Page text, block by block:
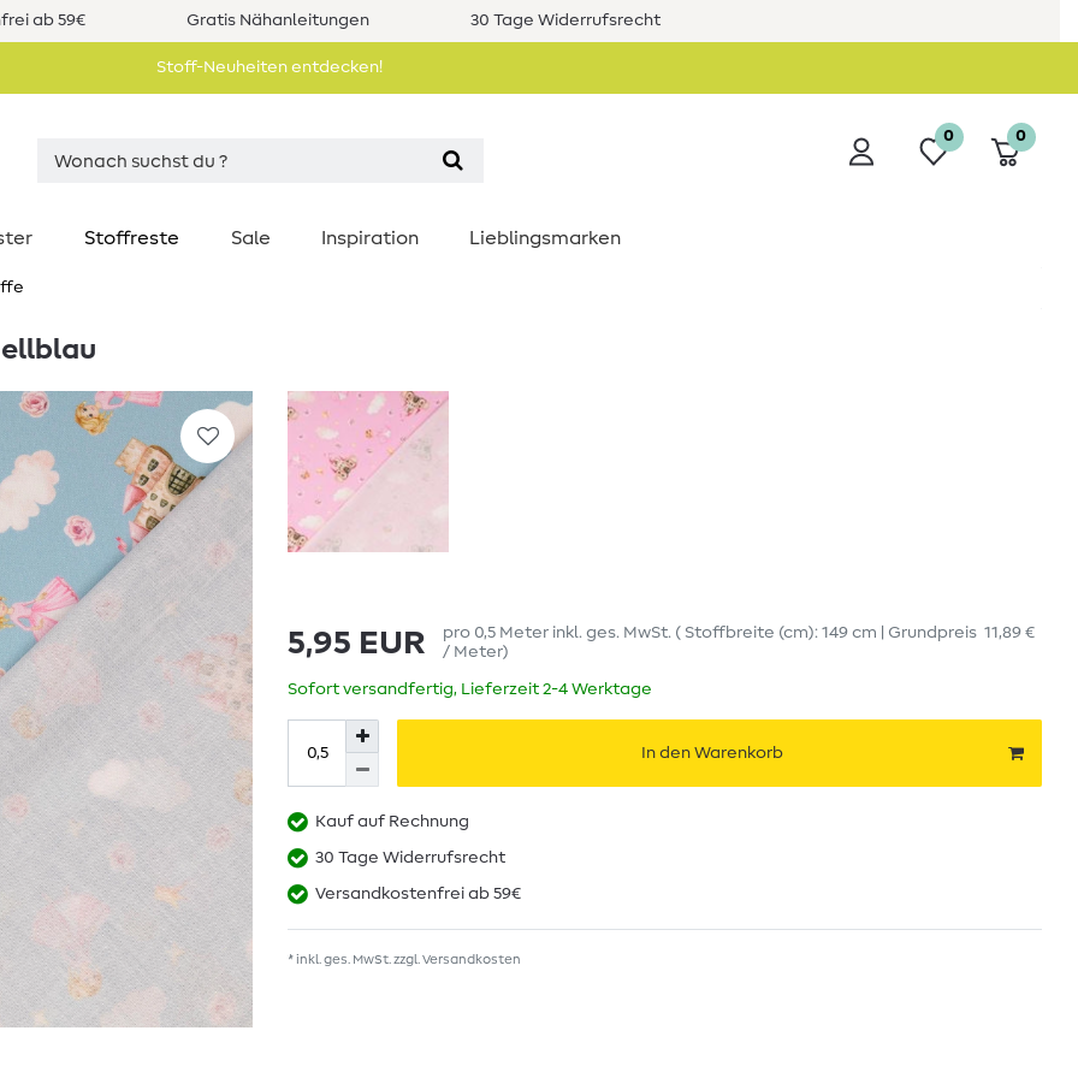
ab 59€ Gratis Nähanleitungen 30 Tage Widerrufsrecht
Stoff-Neuheiten entdecken!
0 0
Stoffreste Sale Inspiration Lieblingsmarken
5,95 EUR pro 0,5 Meter inkl. ges. MwSt. ( Stoffbreite (cm): 149 cm | Grundpreis 11,89 €
/ Meter)
Sofort versandfertig, Lieferzeit 2-4 Werktage
In den Warenkorb
Kauf auf Rechnung
30 Tage Widerrufsrecht
Versandkostenfrei ab 59€
* inkl. ges. MwSt. zzgl.Versandkosten